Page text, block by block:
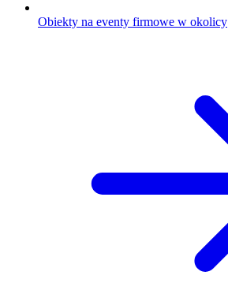
Obiekty na eventy firmowe w okolicy